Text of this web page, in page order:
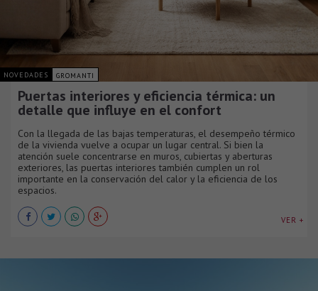
NOVEDADES GROMANTI
Puertas interiores y eficiencia térmica: un
detalle que influye en el confort
Con la llegada de las bajas temperaturas, el desempeño térmico
de la vivienda vuelve a ocupar un lugar central. Si bien la
atención suele concentrarse en muros, cubiertas y aberturas
exteriores, las puertas interiores también cumplen un rol
importante en la conservación del calor y la eficiencia de los
espacios.
VER +